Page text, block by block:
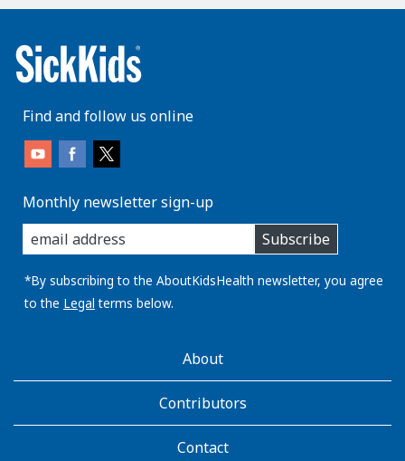
Find and follow us online
Monthly newsletter sign-up
enter
you
email
address:
Subscribe
*By subscribing to the AboutKidsHealth newsletter, you agree
to the Legal terms below.
AboutKidsHealthAbout
Contributors
Contact